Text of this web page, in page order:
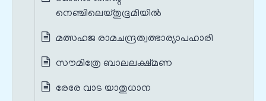
നെഞ്ചിലെയ്തുഭൂമിയില്‍
മത്സഹജ രാമചന്ദ്രത്വത്ഭാര്യാപഹാരി
സൗമിത്രേ ബാലലക്ഷ്മണ
രേരേ വാട യാതുധാന